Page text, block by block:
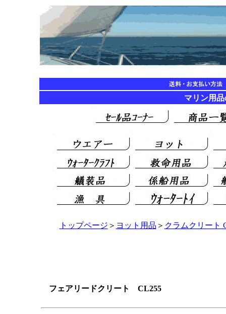
マリン用
トップページ ＞ ヨット用品 ＞ クラムクリート
フェアリードクリート CL255